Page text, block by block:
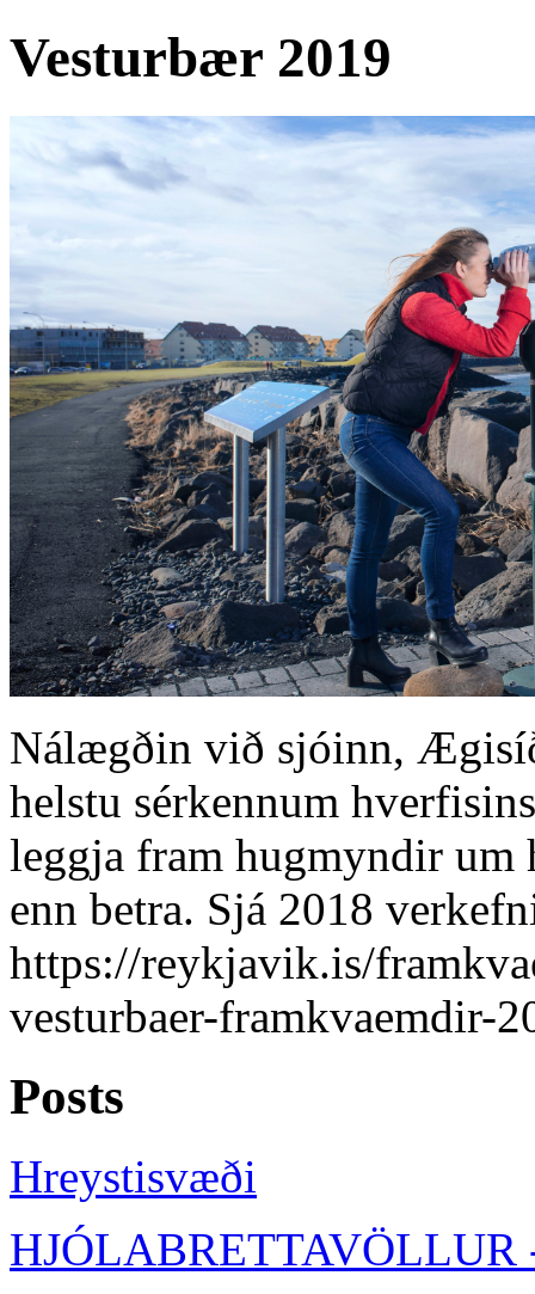
Vesturbær 2019
Nálægðin við sjóinn,
helstu sérkennum
leggja fram hugmyndir
enn betra. Sjá 2018
https://reykjavik.is/
vesturbaer-framkvaemdir-
Posts
Hreystisvæði
HJÓLABRETTAVÖLLUR